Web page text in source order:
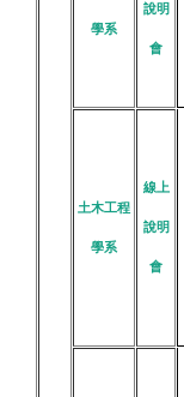
學系
說明
會
土木工程
學系
線上
說明
會